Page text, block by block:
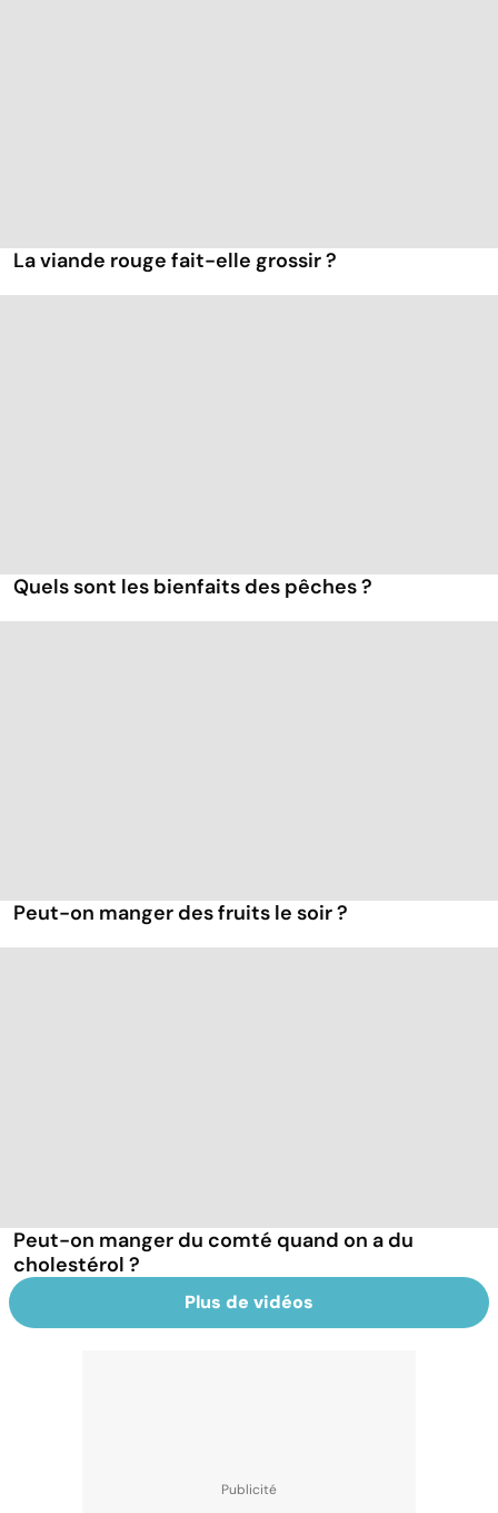
La viande rouge fait-elle grossir ?
Quels sont les bienfaits des pêches ?
Peut-on manger des fruits le soir ?
Peut-on manger du comté quand on a du
cholestérol ?
Plus de vidéos